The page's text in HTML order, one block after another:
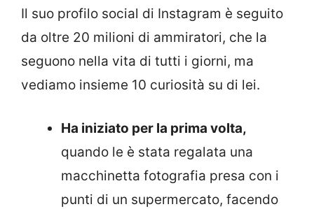
Il suo profilo social di Instagram è seguito
da oltre 20 milioni di ammiratori, che la
seguono nella vita di tutti i giorni, ma
vediamo insieme 10 curiosità su di lei.
Ha iniziato per la prima volta,
quando le è stata regalata una
macchinetta fotografia presa con i
punti di un supermercato, facendo